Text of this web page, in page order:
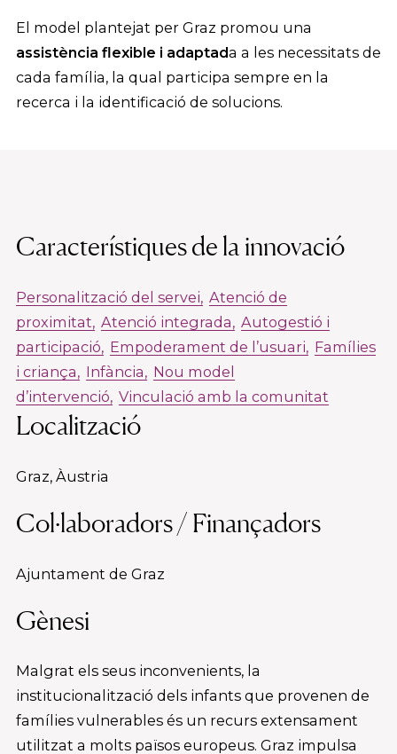
El model plantejat per Graz promou una
assistència flexible i adaptada a les necessitats de
cada família, la qual participa sempre en la
recerca i la identificació de solucions.
Característiques de la innovació
Personalització del servei Atenció de
proximitat Atenció integrada Autogestió i
participació Empoderament de l’usuari Famílies
i criança
Infància
Nou model
d’intervenció Vinculació amb la comunitat
Localització
Graz, Àustria
Col·laboradors / Finançadors
Ajuntament de Graz
Gènesi
Malgrat els seus inconvenients, la
institucionalització dels infants que provenen de
famílies vulnerables és un recurs extensament
utilitzat a molts països europeus. Graz impulsa